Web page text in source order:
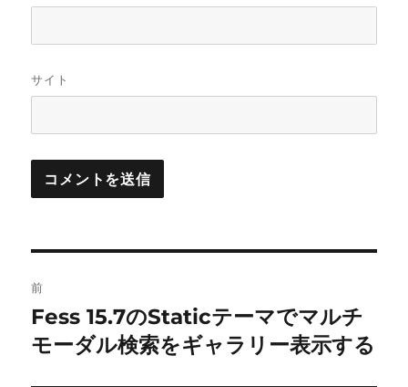
サイト
稿
ナ
前
前
の
Fess 15.7のStaticテーマでマルチ
モーダル検索をギャラリー表示する